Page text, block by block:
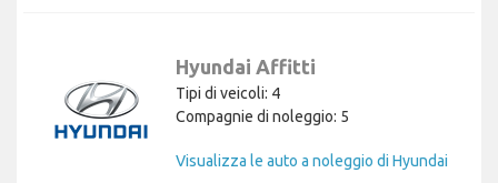
Hyundai Affitti
Tipi di veicoli: 4
Compagnie di noleggio: 5
Visualizza le auto a noleggio di Hyundai